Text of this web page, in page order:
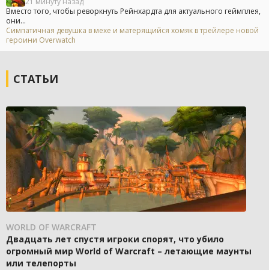
Вместо того, чтобы реворкнуть Рейнхардта для актуального геймплея,
они...
Симпатичная девушка в мехе и матерящийся хомяк в трейлере новой
героини Overwatch
СТАТЬИ
WORLD OF WARCRAFT
Двадцать лет спустя игроки спорят, что убило
огромный мир World of Warcraft – летающие маунты
или телепорты